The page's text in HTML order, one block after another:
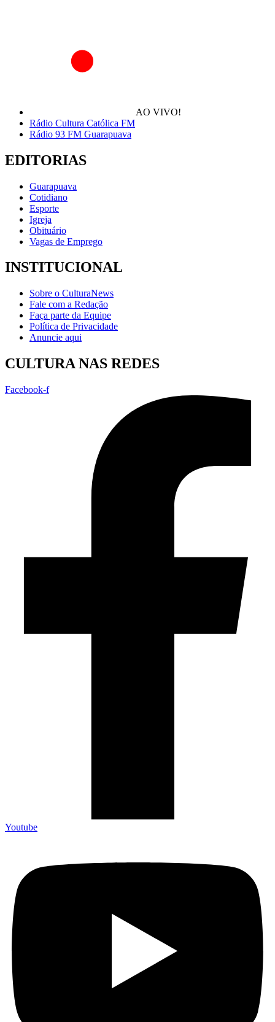
AO VIVO!
Rádio Cultura Católica FM
Rádio 93 FM Guarapuava
EDITORIAS
Guarapuava
Cotidiano
Esporte
Igreja
Obituário
Vagas de Emprego
INSTITUCIONAL
Sobre o CulturaNews
Fale com a Redação
Faça parte da Equipe
Política de Privacidade
Anuncie aqui
CULTURA NAS REDES
Facebook-f
Youtube